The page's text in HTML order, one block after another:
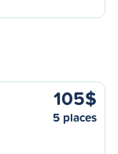
105$
5 places